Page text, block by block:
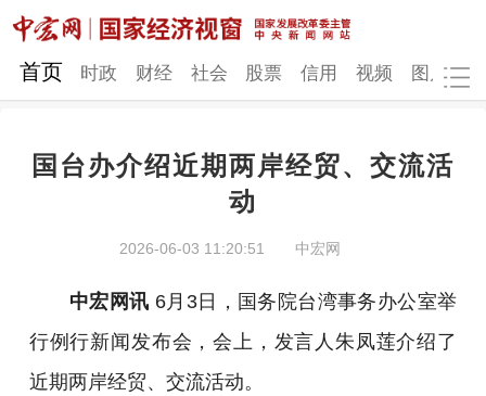
网站地图
图片
地方发展
首页 时政 财经 社会 股票 信用 视频 图片
国台办介绍近期两岸经贸、交流活
动
2026-06-03 11:20:51 中宏网
中宏网讯 6月3日，国务院台湾事务办公室举
行例行新闻发布会，会上，发言人朱凤莲介绍了
近期两岸经贸、交流活动。